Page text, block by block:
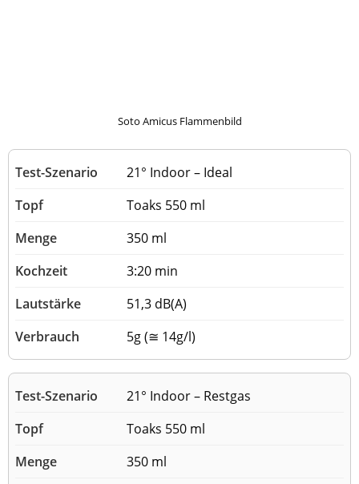
Soto Amicus Flammenbild
21° Indoor – Ideal
Toaks 550 ml
350 ml
3:20 min
51,3 dB(A)
5g (≅ 14g/l)
21° Indoor – Restgas
Toaks 550 ml
350 ml